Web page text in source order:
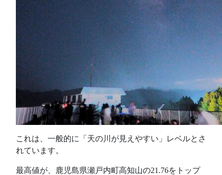
これは、一般的に「天の川が見えやすい」レベルとさ
れています。
最高値が、鹿児島県瀬戸内町高知山の21.76をトップ